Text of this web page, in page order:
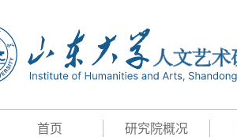
首页 研究院概况